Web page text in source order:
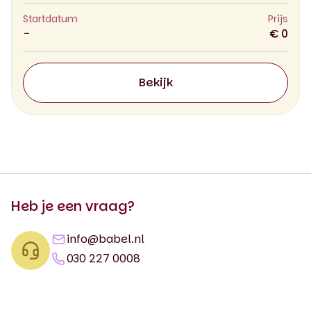
Startdatum
-
Prijs
€ 0
Bekijk
Heb je een vraag?
info@babel.nl
030 227 0008